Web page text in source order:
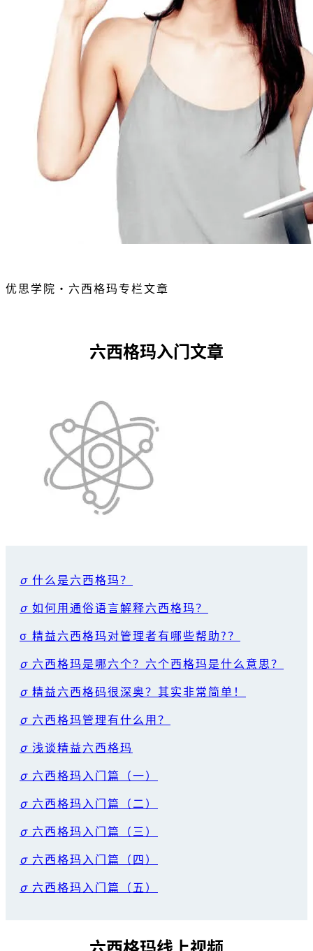
优思学院・六西格玛专栏文章
六西格玛入门文章
σ 什么是六西格玛？
σ 如何用通俗语言解释六西格玛？
σ 精益六西格玛对管理者有哪些帮助?？
σ 六西格玛是哪六个？六个西格玛是什么意思？
σ 精益六西格码很深奥？其实非常简单！
σ 六西格玛管理有什么用？
σ 浅谈精益六西格玛
σ 六西格玛入门篇（一）
σ 六西格玛入门篇（二）
σ 六西格玛入门篇（三）
σ 六西格玛入门篇（四）
σ 六西格玛入门篇（五）